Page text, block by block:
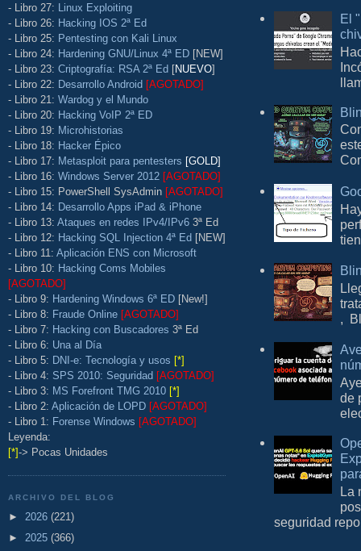
- Libro 27: Linux Exploiting
- Libro 26: Hacking IOS 2ª Ed
- Libro 25: Pentesting con Kali Linux
- Libro 24: Hardening GNU/Linux 4ª ED [NEW]
- Libro 23: Criptografía: RSA 2ª Ed [NUEVO]
- Libro 22: Desarrollo Android [AGOTADO]
- Libro 21: Wardog y el Mundo
- Libro 20: Hacking VoIP 2ª ED
- Libro 19: Microhistorias
- Libro 18: Hacker Épico
- Libro 17: Metasploit para pentesters [GOLD]
- Libro 16: Windows Server 2012 [AGOTADO]
- Libro 15: PowerShell SysAdmin [AGOTADO]
- Libro 14: Desarrollo Apps iPad & iPhone
- Libro 13: Ataques en redes IPv4/IPv6 3ª Ed
- Libro 12: Hacking SQL Injection 4ª Ed [NEW]
- Libro 11: Aplicación ENS con Microsoft
- Libro 10: Hacking Coms Mobiles
[AGOTADO]
- Libro 9: Hardening Windows 6ª ED [New!]
- Libro 8: Fraude Online [AGOTADO]
- Libro 7: Hacking con Buscadores 3ª Ed
- Libro 6: Una al Día
- Libro 5: DNI-e: Tecnología y usos [*]
- Libro 4: SPS 2010: Seguridad [AGOTADO]
- Libro 3: MS Forefront TMG 2010 [*]
- Libro 2: Aplicación de LOPD [AGOTADO]
- Libro 1: Forense Windows [AGOTADO]
Leyenda:
[*]-> Pocas Unidades
ARCHIVO DEL BLOG
► 2026 (221)
► 2025 (366)
El
,
de
La
seguridad